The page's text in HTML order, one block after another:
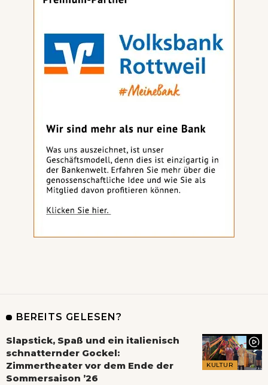
BEREITS GELESEN?
KULTUR
Slapstick, Spaß und ein italienisch
schnatternder Gockel:
Zimmertheater vor dem Ende der
Sommersaison ’26